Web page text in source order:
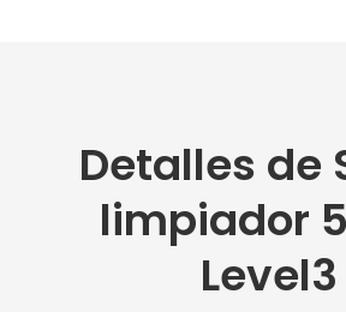
Detalles de
limpiador
Level3